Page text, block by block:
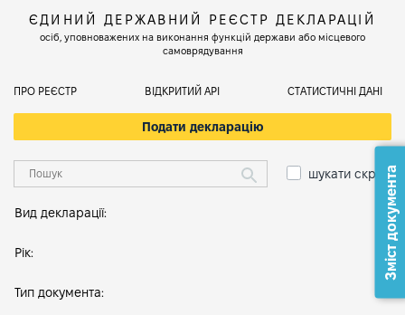
ЄДИНИЙ ДЕРЖАВНИЙ РЕЄСТР ДЕКЛАРАЦІЙ
осіб, уповноважених на виконання функцій держави або місцевого
самоврядування
ПРО РЕЄСТР ВІДКРИТИЙ АРІ СТАТИСТИЧНІ ДАНІ
Подати декларацію
шукати скрізь
Вид декларації:
Рік:
Тип документа:
Зміст документа